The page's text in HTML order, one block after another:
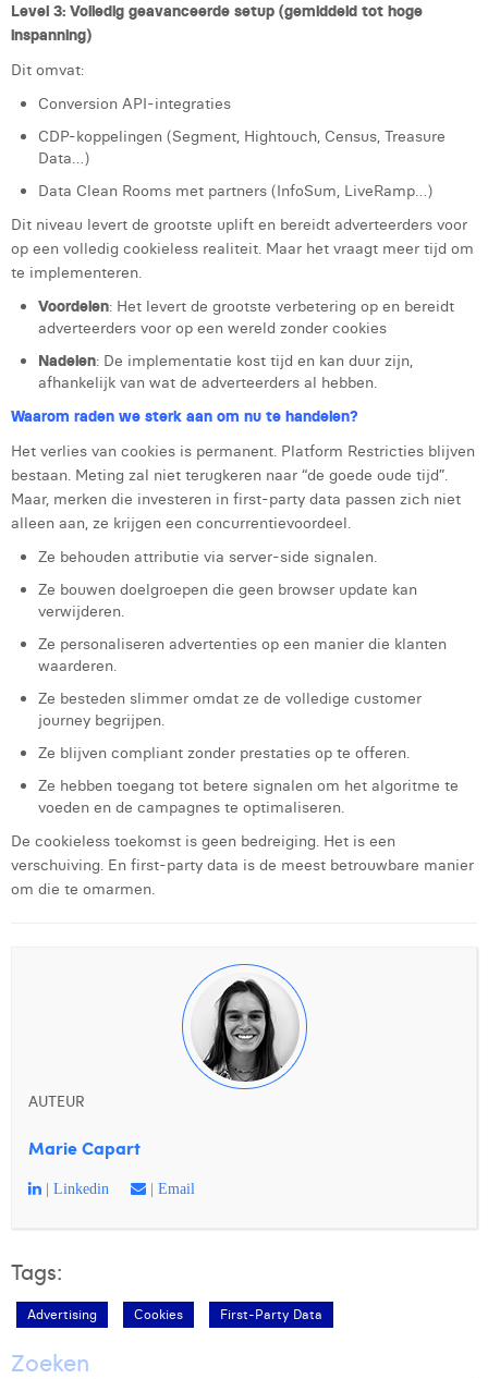
Level 3: Volledig geavanceerde setup (gemiddeld tot hoge
inspanning)
Dit omvat:
Conversion API-integraties
CDP-koppelingen (Segment, Hightouch, Census, Treasure
Data…)
Data Clean Rooms met partners (InfoSum, LiveRamp…)
Dit niveau levert de grootste uplift en bereidt adverteerders voor
op een volledig cookieless realiteit. Maar het vraagt meer tijd om
te implementeren.
Voordelen: Het levert de grootste verbetering op en bereidt
adverteerders voor op een wereld zonder cookies
Nadelen: De implementatie kost tijd en kan duur zijn,
afhankelijk van wat de adverteerders al hebben.
Waarom raden we sterk aan om nu te handelen?
Het verlies van cookies is permanent. Platform Restricties blijven
bestaan. Meting zal niet terugkeren naar “de goede oude tijd”.
Maar, merken die investeren in first-party data passen zich niet
alleen aan, ze krijgen een concurrentievoordeel.
Ze behouden attributie via server-side signalen.
Ze bouwen doelgroepen die geen browser update kan
verwijderen.
Ze personaliseren advertenties op een manier die klanten
waarderen.
Ze besteden slimmer omdat ze de volledige customer
journey begrijpen.
Ze blijven compliant zonder prestaties op te offeren.
Ze hebben toegang tot betere signalen om het algoritme te
voeden en de campagnes te optimaliseren.
De cookieless toekomst is geen bedreiging. Het is een
verschuiving. En first-party data is de meest betrouwbare manier
om die te omarmen.
AUTEUR
Marie Capart
| Linkedin | Email
Tags:
Advertising Cookies First-Party Data
Zoeken